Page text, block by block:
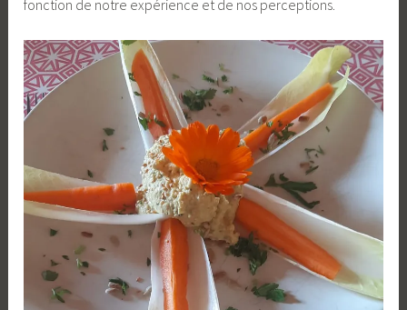
fonction de notre expérience et de nos perceptions.